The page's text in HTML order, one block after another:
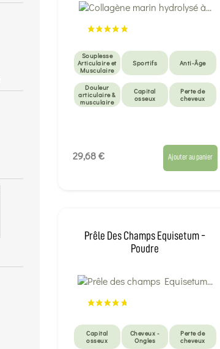
Souplesse
Articulaire et
Musculaire
Sportifs Anti-Âge
Douleur
articulaire &
musculaire
Capital
osseux
Perte de
cheveux
29,68 € Ajouter au panier
Prêle Des Champs Equisetum -
Poudre
Capital
osseux
Cheveux -
Ongles
Perte de
cheveux